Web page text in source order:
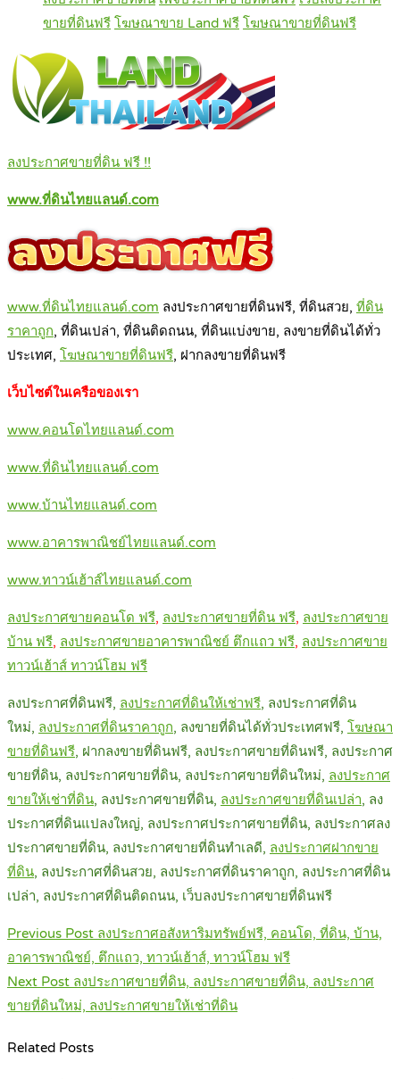
ขายที่ดินฟรี โฆษณาขาย Land ฟรี โฆษณาขายที่ดินฟรี
ลงประกาศขายที่ดิน ฟรี !!
www.ที่ดินไทยแลนด์.com
www.ที่ดินไทยแลนด์.com ลงประกาศขายที่ดินฟรี, ที่ดินสวย, ที่ดิน
ราคาถูก, ที่ดินเปล่า, ที่ดินติดถนน, ที่ดินแบ่งขาย, ลงขายที่ดินได้ทั่ว
ประเทศ, โฆษณาขายที่ดินฟรี, ฝากลงขายที่ดินฟรี
เว็บไซต์ในเครือของเรา
www.คอนโดไทยแลนด์.com
www.ที่ดินไทยแลนด์.com
www.บ้านไทยแลนด์.com
www.อาคารพาณิชย์ไทยแลนด์.com
www.ทาวน์เฮ้าส์ไทยแลนด์.com
ลงประกาศขายคอนโด ฟรี, ลงประกาศขายที่ดิน ฟรี, ลงประกาศขาย
บ้าน ฟรี, ลงประกาศขายอาคารพาณิชย์ ตึกแถว ฟรี, ลงประกาศขาย
ทาวน์เฮ้าส์ ทาวน์โฮม ฟรี
ลงประกาศที่ดินฟรี, ลงประกาศที่ดินให้เช่าฟรี, ลงประกาศที่ดิน
ใหม่, ลงประกาศที่ดินราคาถูก, ลงขายที่ดินได้ทั่วประเทศฟรี, โฆษณา
ขายที่ดินฟรี, ฝากลงขายที่ดินฟรี, ลงประกาศขายที่ดินฟรี, ลงประกาศ
ขายที่ดิน, ลงประกาศขายที่ดิน, ลงประกาศขายที่ดินใหม่, ลงประกาศ
ขายให้เช่าที่ดิน, ลงประกาศขายที่ดิน, ลงประกาศขายที่ดินเปล่า, ลง
ประกาศที่ดินแปลงใหญ่, ลงประกาศประกาศขายที่ดิน, ลงประกาศลง
ประกาศขายที่ดิน, ลงประกาศขายที่ดินทำเลดี, ลงประกาศฝากขาย
ที่ดิน, ลงประกาศที่ดินสวย, ลงประกาศที่ดินราคาถูก, ลงประกาศที่ดิน
เปล่า, ลงประกาศที่ดินติดถนน, เว็บลงประกาศขายที่ดินฟรี
Post
navigation
Previous Post ลงประกาศอสังหาริมทรัพย์ฟรี, คอนโด, ที่ดิน, บ้าน,
อาคารพาณิชย์, ตึกแถว, ทาวน์เฮ้าส์, ทาวน์โฮม ฟรี
Next Post ลงประกาศขายที่ดิน, ลงประกาศขายที่ดิน, ลงประกาศ
ขายที่ดินใหม่, ลงประกาศขายให้เช่าที่ดิน
Related Posts